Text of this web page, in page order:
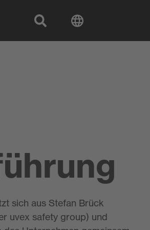
sich aus Stefan Brück
uvex safety group) und